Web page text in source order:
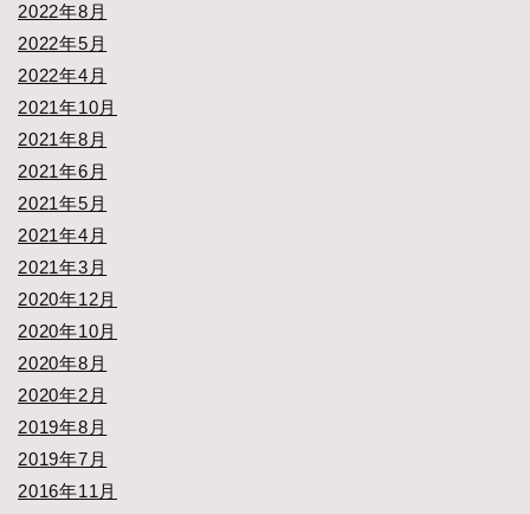
2022年8月
2022年5月
2022年4月
2021年10月
2021年8月
2021年6月
2021年5月
2021年4月
2021年3月
2020年12月
2020年10月
2020年8月
2020年2月
2019年8月
2019年7月
2016年11月